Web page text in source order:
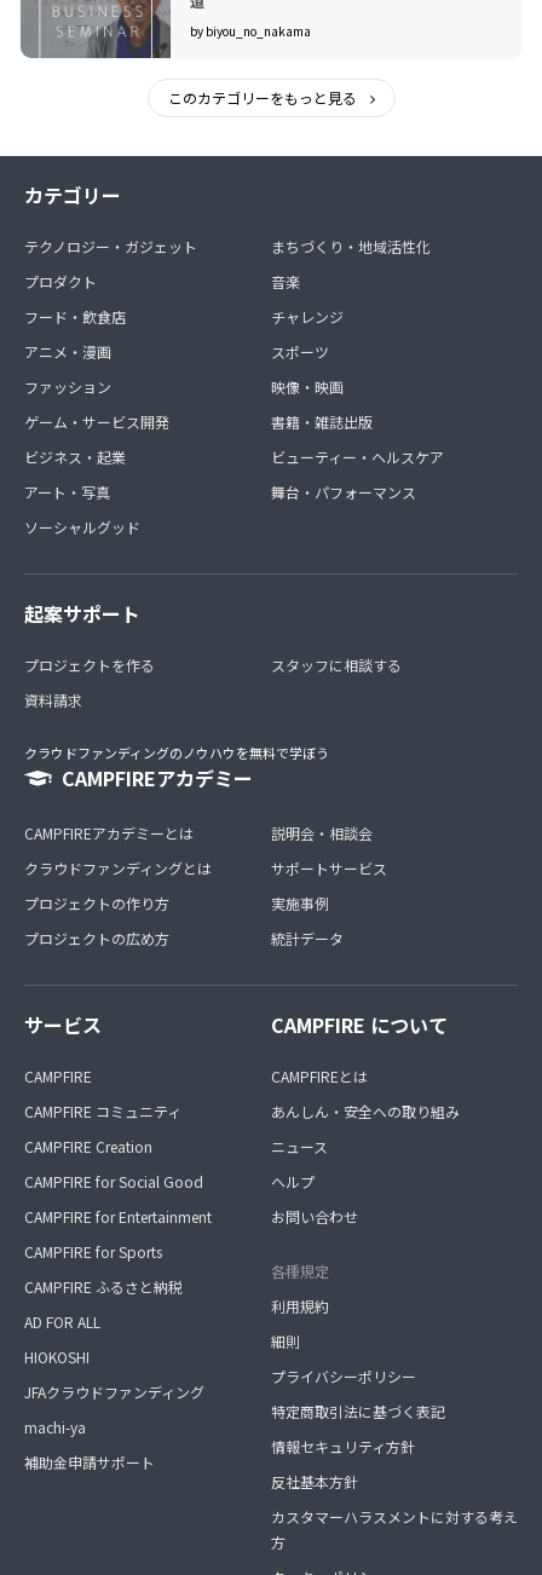
by biyou_no_nakama
このカテゴリーをもっと見る
カテゴリー
テクノロジー・ガジェット
プロダクト
フード・飲食店
アニメ・漫画
ファッション
ゲーム・サービス開発
ビジネス・起業
アート・写真
ソーシャルグッド
まちづくり・地域活性化
音楽
チャレンジ
スポーツ
映像・映画
書籍・雑誌出版
ビューティー・ヘルスケア
舞台・パフォーマンス
起案サポート
プロジェクトを作る
資料請求
スタッフに相談する
クラウドファンディングのノウハウを無料で学ぼう
CAMPFIREアカデミー
CAMPFIREアカデミーとは
クラウドファンディングとは
プロジェクトの作り方
プロジェクトの広め方
説明会・相談会
サポートサービス
実施事例
統計データ
サービス
CAMPFIRE
CAMPFIRE コミュニティ
CAMPFIRE Creation
CAMPFIRE for Social Good
CAMPFIRE for Entertainment
CAMPFIRE for Sports
CAMPFIRE ふるさと納税
AD FOR ALL
HIOKOSHI
JFAクラウドファンディング
machi-ya
補助金申請サポート
CAMPFIRE について
CAMPFIREとは
あんしん・安全への取り組み
ニュース
ヘルプ
お問い合わせ
各種規定
利用規約
細則
プライバシーポリシー
特定商取引法に基づく表記
情報セキュリティ方針
反社基本方針
カスタマーハラスメントに対する考え
方